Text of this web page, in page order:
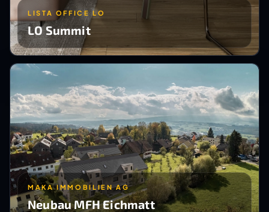
LISTA OFFICE LO
LO Summit
MAKA IMMOBILIEN AG
Neubau MFH Eichmatt